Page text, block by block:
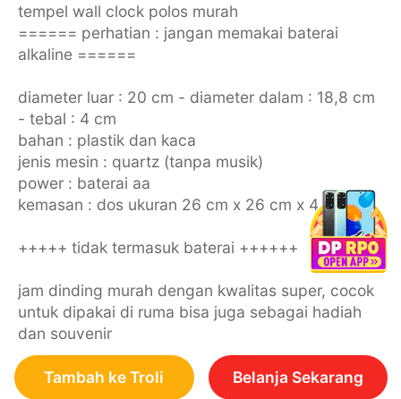
tempel wall clock polos murah
====== perhatian : jangan memakai baterai
alkaline ======
diameter luar : 20 cm - diameter dalam : 18,8 cm
- tebal : 4 cm
bahan : plastik dan kaca
jenis mesin : quartz (tanpa musik)
power : baterai aa
kemasan : dos ukuran 26 cm x 26 cm x 4 cm
+++++ tidak termasuk baterai ++++++
jam dinding murah dengan kwalitas super, cocok
untuk dipakai di ruma bisa juga sebagai hadiah
dan souvenir
Tambah ke Troli Belanja Sekarang